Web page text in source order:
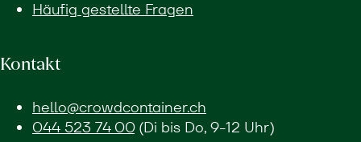
Häufig gestellte Fragen
Kontakt
hello@crowdcontainer.ch
044 523 74 00(Di bis Do, 9-12 Uhr)